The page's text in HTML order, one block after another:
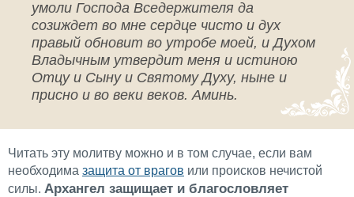
умоли Господа Вседержителя да
созиждет во мне сердце чисто и дух
правый обновит во утробе моей, и Духом
Владычным утвердит меня и истиною
Отцу и Сыну и Святому Духу, ныне и
присно и во веки веков. Аминь.
Читать эту молитву можно и в том случае, если вам
необходима защита от врагов или происков нечистой
силы. Архангел защищает и благословляет